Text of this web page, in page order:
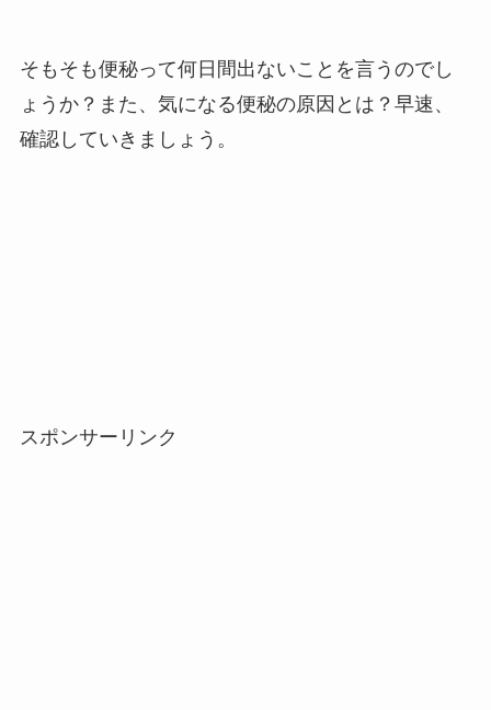
そもそも便秘って何日間出ないことを言うのでし
ょうか？また、気になる便秘の原因とは？早速、
確認していきましょう。
スポンサーリンク